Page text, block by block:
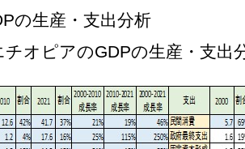
の生産・支出分析
オピアのGDPの生産・支出